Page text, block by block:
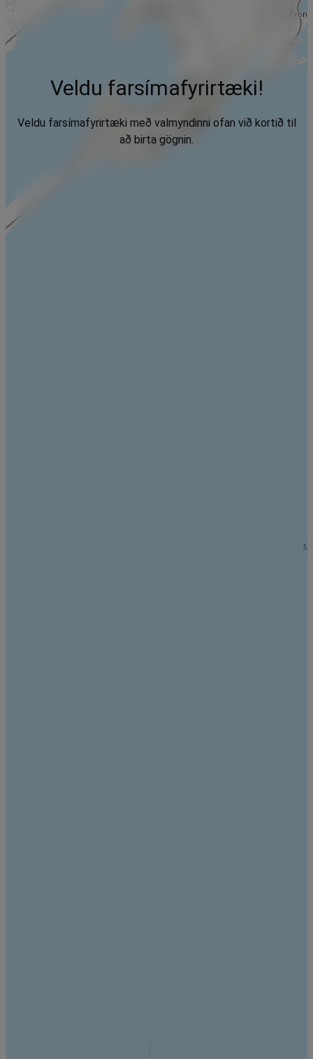
Veldu farsímafyrirtæki!
Veldu farsímafyrirtæki með valmyndinni ofan við kortið til
að birta gögnin.